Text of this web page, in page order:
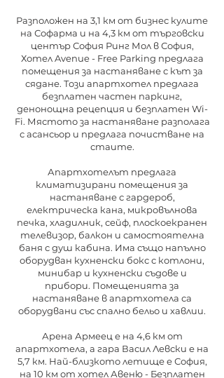
Разположен на 3,1 км от бизнес кулите
на Софарма и на 4,3 км от търговски
център София Ринг Мол в София,
Хотел Avenue - Free Parking предлага
помещения за настаняване с кът за
сядане. Този апартхотел предлага
безплатен частен паркинг,
денонощна рецепция и безплатен Wi-
Fi. Мястото за настаняване разполага
с асансьор и предлага почистване на
стаите.
Апартхотелът предлага
климатизирани помещения за
настаняване с гардероб,
електрическа кана, микровълнова
печка, хладилник, сейф, плоскоекранен
телевизор, балкон и самостоятелна
баня с душ кабина. Има също напълно
оборудван кухненски бокс с котлони,
минибар и кухненски съдове и
прибори. Помещенията за
настаняване в апартхотела са
оборудвани със спално бельо и хавлии.
Арена Армеец е на 4,6 км от
апартхотела, а гара Васил Левски е на
5,7 км. Най-близкото летище е София,
на 10 км от хотел Авеню - Безплатен